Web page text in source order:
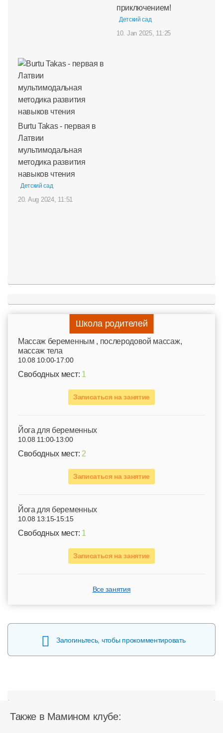
приключением!
Детский сад
10. Jan 2025, 11:25
Burtu Takas - первая в
Латвии
мультимодальная
методика развития
навыков чтения
Детский сад
20. Aug 2024, 11:51
Школа родителей
Mассаж беременным , послеродовой массаж,
массаж тела
10.08 10:00-17:00
Свободных мест: 1
Записаться на занятие
Йога для беременных
10.08 11:00-13:00
Свободных мест: 2
Записаться на занятие
Йога для беременных
10.08 13:15-15:15
Свободных мест: 1
Записаться на занятие
Все занятия
Залогиньтесь, чтобы прокомментировать
Также в Мамином клубе: